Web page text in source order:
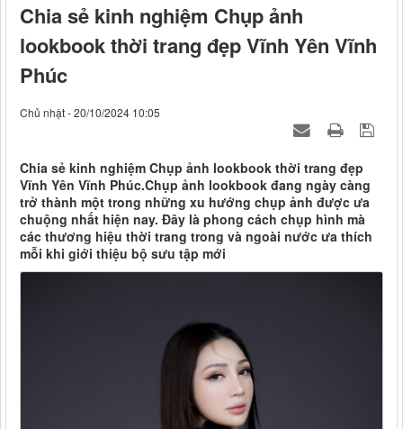
Chia sẻ kinh nghiệm Chụp ảnh
lookbook thời trang đẹp Vĩnh Yên Vĩnh
Phúc
Chủ nhật - 20/10/2024 10:05
Chia sẻ kinh nghiệm Chụp ảnh lookbook thời trang đẹp
Vĩnh Yên Vĩnh Phúc.Chụp ảnh lookbook đang ngày càng
trở thành một trong những xu hướng chụp ảnh được ưa
chuộng nhất hiện nay. Đây là phong cách chụp hình mà
các thương hiệu thời trang trong và ngoài nước ưa thích
mỗi khi giới thiệu bộ sưu tập mới